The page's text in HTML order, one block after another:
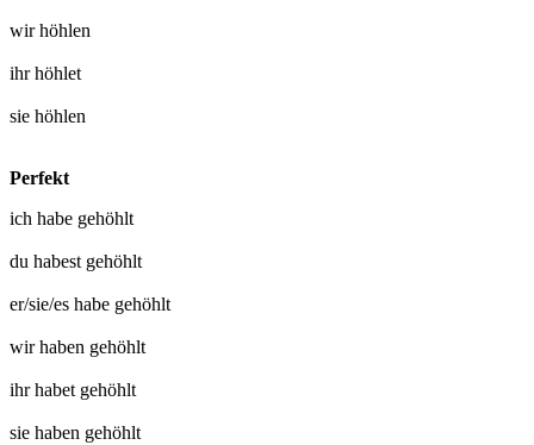
wirhöhlen
ihrhöhlet
sie höhlen
Perfekt
ich habe gehöhlt
du habest gehöhlt
er/sie/es habe gehöhlt
wir haben gehöhlt
ihr habet gehöhlt
sie haben gehöhlt